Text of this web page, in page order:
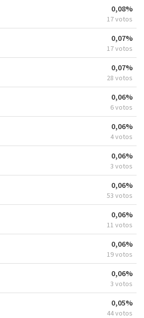
0,08%
17 votos
0,07%
17 votos
0,07%
28 votos
0,06%
6 votos
0,06%
4 votos
0,06%
3 votos
0,06%
53 votos
0,06%
11 votos
0,06%
19 votos
0,06%
3 votos
0,05%
44 votos